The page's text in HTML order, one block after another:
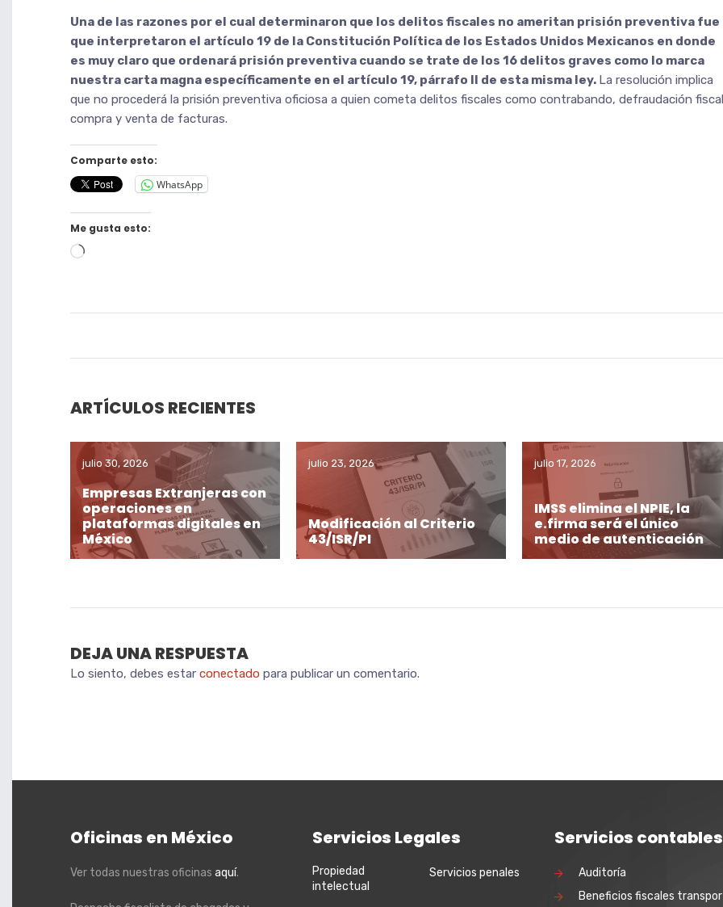
Una de las razones por el cual determinaron que los delitos fiscales no ameritan prisión preventiva fue
que interpretaron el artículo 19 de la Constitución Política de los Estados Unidos Mexicanos en donde
es muy claro que ordenará prisión preventiva cuando se trate de los 16 delitos graves como lo marca
nuestra carta magna específicamente en el artículo 19, párrafo II de esta misma ley. La resolución implica
que no procederá la prisión preventiva oficiosa a quien cometa delitos fiscales como contrabando, defraudación
compra y venta de facturas.
Comparte esto:
WhatsApp
Me gusta esto:
Cargando...
ARTÍCULOS RECIENTES
julio 30, 2026
Empresas Extranjeras con
operaciones en
plataformas digitales en
México
julio 23, 2026
Modificación al Criterio
43/ISR/PI
julio 17, 2026
IMSS elimina el NPIE, la
e.firma será el único
medio de autenticación
DEJA UNA RESPUESTA
Lo siento, debes estar conectado para publicar un comentario.
Oficinas en México
Ver todas nuestras oficinas aquí.
Servicios Legales
Propiedad
intelectual
Servicios penales
Servicios contables
Auditoría
Beneficios fiscales